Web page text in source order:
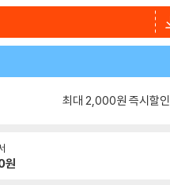
최대 2,000원 즉시할인
원